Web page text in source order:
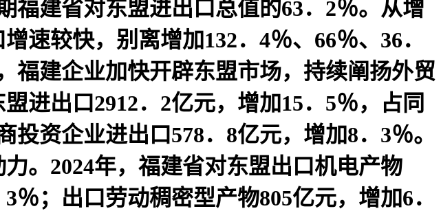
福建省对东盟进出口总值的63．2％。从增
速较快，别离增加132．4％、66％、36．
福建企业加快开辟东盟市场，持续阐扬外贸
进出口2912．2亿元，增加15．5％，占同
资企业进出口578．8亿元，增加8．3％。
。2024年，福建省对东盟出口机电产物
；出口劳动稠密型产物805亿元，增加6．